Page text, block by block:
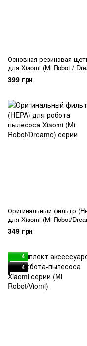
Основная резиновая
для Xiaomi (Mi Robot /
Mova) серия
399 грн
Оригинальный фильтр
для Xiaomi (Mi Robot/
серии
349 грн
4
4